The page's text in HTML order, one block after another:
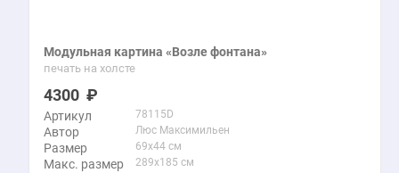
Модульная картина «Возле фонтана»
печать на холсте
4300
Артикул 78115D
Автор Люс Максимильен
Размер 69x44 см
Макс. размер 289x185 см